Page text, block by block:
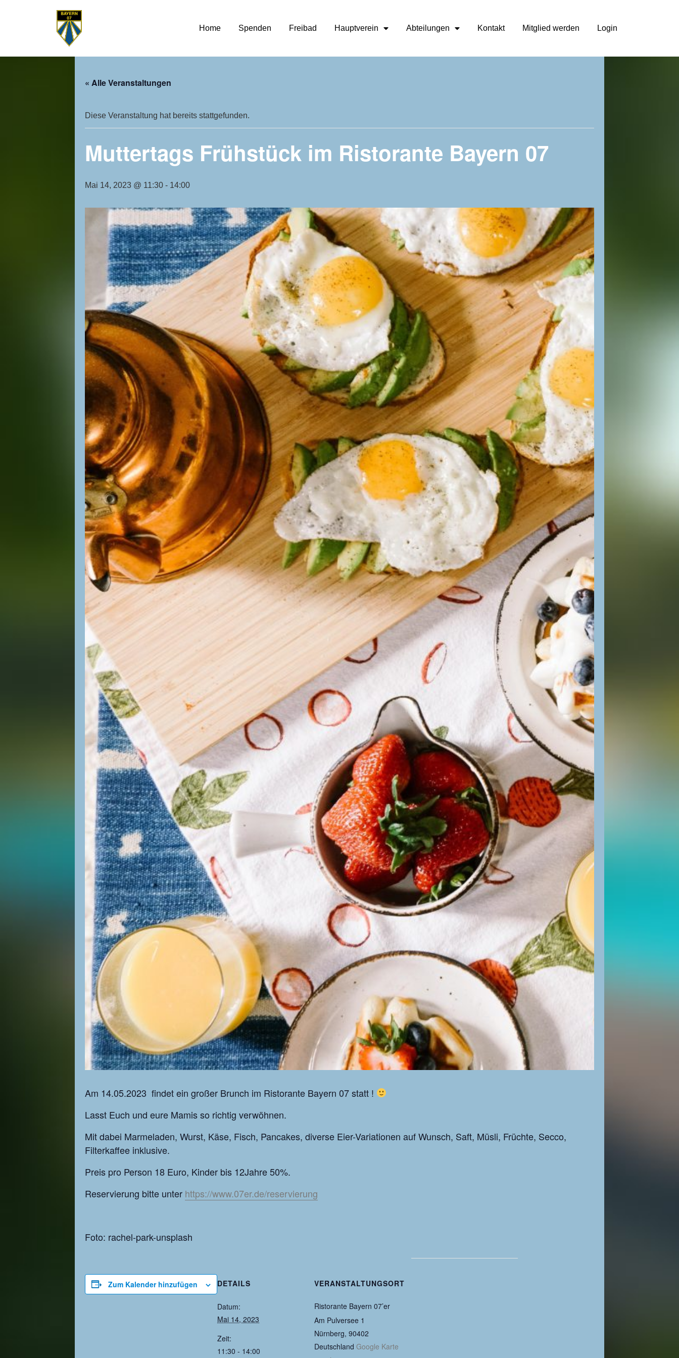
Home Spenden Freibad Hauptverein Abteilungen Kontakt Mitglied werden Login
« Alle Veranstaltungen
Diese Veranstaltung hat bereits stattgefunden.
Muttertags Frühstück im Ristorante Bayern 07
Mai 14, 2023 @ 11:30 - 14:00
Am 14.05.2023 findet ein großer Brunch im Ristorante Bayern 07 statt !
Lasst Euch und eure Mamis so richtig verwöhnen.
Mit dabei Marmeladen, Wurst, Käse, Fisch, Pancakes, diverse Eier-Variationen auf Wunsch, Saft, Müsli, Früchte, Secco,
Filterkaffee inklusive.
Preis pro Person 18 Euro, Kinder bis 12Jahre 50%.
Reservierung bitte unter https://www.07er.de/reservierung
Foto: rachel-park-unsplash
Zum Kalender hinzufügen DETAILS
Datum:
Mai 14, 2023
Zeit:
11:30 - 14:00
VERANSTALTUNGSORT
Ristorante Bayern 07’er
Am Pulversee 1
Nürnberg, 90402
Deutschland Google Karte